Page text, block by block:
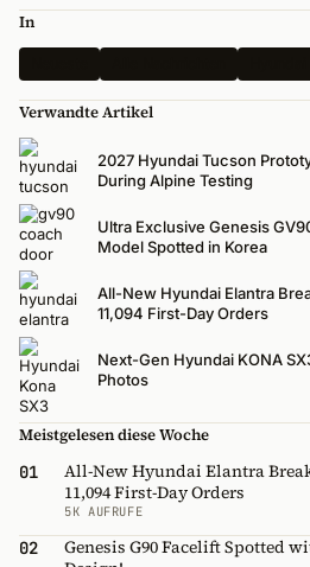
In
Verwandte Artikel
2027 Hyundai Tucson
During Alpine Testing
Ultra Exclusive Genesis
Model Spotted in Korea
All-New Hyundai Elantra
11,094 First-Day Orders
Next-Gen Hyundai KONA
Photos
Meistgelesen diese Woche
01
All-New Hyundai Elantra
11,094 First-Day Orders
5K AUFRUFE
02
Genesis G90 Facelift Spotted